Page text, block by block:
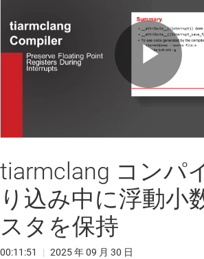
tiarmclang コンパ
り込み中に浮動小
スタを保持
00:11:51 | 2025 年 09 月 30 日